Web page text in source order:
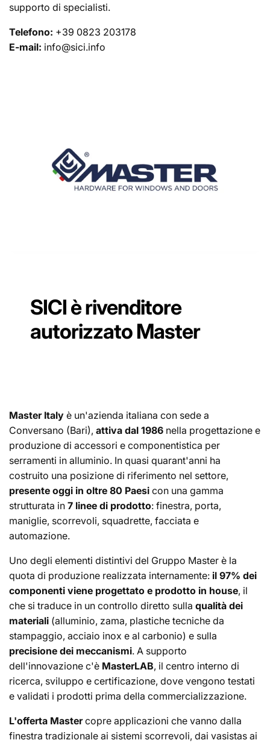
supporto di specialisti.
Telefono: +39 0823 203178
E-mail: info@sici.info
SICI è rivenditore
autorizzato Master
Master Italy è un'azienda italiana con sede a
Conversano (Bari), attiva dal 1986 nella progettazione e
produzione di accessori e componentistica per
serramenti in alluminio. In quasi quarant'anni ha
costruito una posizione di riferimento nel settore,
presente oggi in oltre 80 Paesi con una gamma
strutturata in 7 linee di prodotto: finestra, porta,
maniglie, scorrevoli, squadrette, facciata e
automazione.
Uno degli elementi distintivi del Gruppo Master è la
quota di produzione realizzata internamente: il 97% dei
componenti viene progettato e prodotto in house, il
che si traduce in un controllo diretto sulla qualità dei
materiali (alluminio, zama, plastiche tecniche da
stampaggio, acciaio inox e al carbonio) e sulla
precisione dei meccanismi. A supporto
dell'innovazione c'è MasterLAB, il centro interno di
ricerca, sviluppo e certificazione, dove vengono testati
e validati i prodotti prima della commercializzazione.
L'offerta Mastercopre applicazioni che vanno dalla
finestra tradizionale ai sistemi scorrevoli, dai vasistas ai